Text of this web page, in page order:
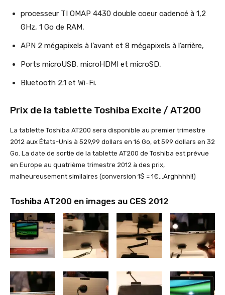
processeur TI OMAP 4430 double coeur cadencé à 1,2
GHz, 1 Go de RAM,
APN 2 mégapixels à l’avant et 8 mégapixels à l’arrière,
Ports microUSB, microHDMI et microSD,
Bluetooth 2.1 et Wi-Fi.
Prix de la tablette Toshiba Excite / AT200
La tablette Toshiba AT200 sera disponible au premier trimestre
2012 aux États-Unis à 529,99 dollars en 16 Go, et 599 dollars en 32
Go. La date de sortie de la tablette AT200 de Toshiba est prévue
en Europe au quatrième trimestre 2012 à des prix,
malheureusement similaires (conversion 1$ = 1€…Arghhhh!!)
Toshiba AT200 en images au CES 2012